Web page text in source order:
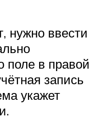
нужно ввести
поле в правой
запись
укажет